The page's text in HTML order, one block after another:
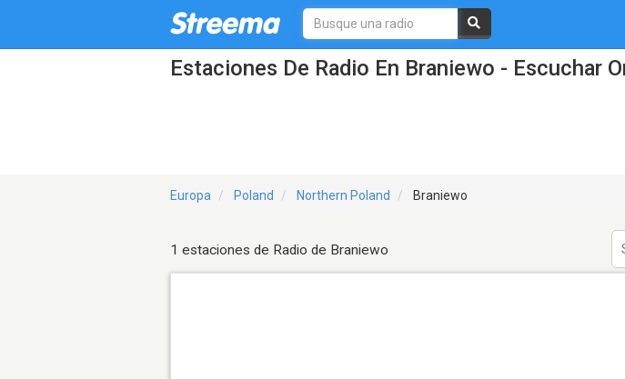
Estaciones De Radio En Braniewo - Escuchar
Europa Poland Northern Poland Braniewo
1 estaciones de Radio de Braniewo